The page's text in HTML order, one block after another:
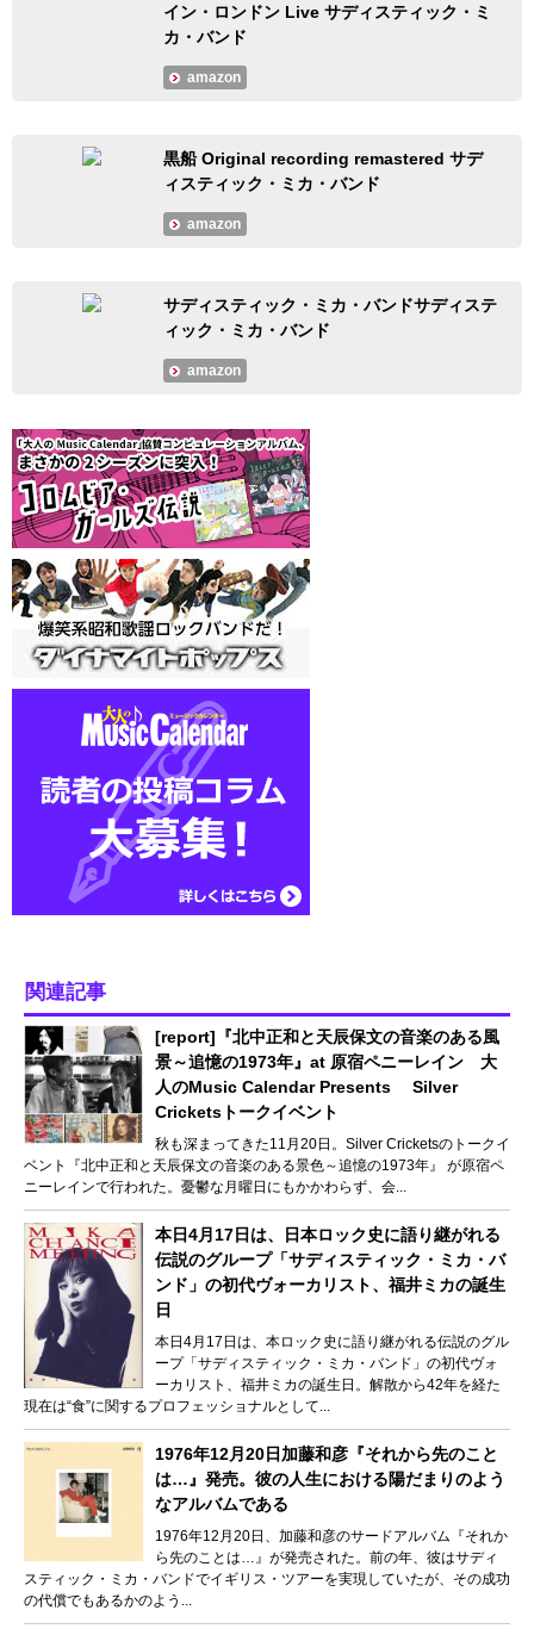
イン・ロンドン Live サディスティック・ミ
カ・バンド
amazon
黒船 Original recording remastered サデ
ィスティック・ミカ・バンド
amazon
サディスティック・ミカ・バンドサディステ
ィック・ミカ・バンド
amazon
関連記事
[report]『北中正和と天辰保文の音楽のある風
景～追憶の1973年』at 原宿ペニーレイン 大
人のMusic Calendar Presents Silver
Cricketsトークイベント
秋も深まってきた11月20日。Silver Cricketsのトークイ
ベント『北中正和と天辰保文の音楽のある景色～追憶の1973年』 が原宿ペ
ニーレインで行われた。憂鬱な月曜日にもかかわらず、会...
本日4月17日は、日本ロック史に語り継がれる
伝説のグループ「サディスティック・ミカ・バ
ンド」の初代ヴォーカリスト、福井ミカの誕生
日
本日4月17日は、本ロック史に語り継がれる伝説のグル
ープ「サディスティック・ミカ・バンド」の初代ヴォ
ーカリスト、福井ミカの誕生日。解散から42年を経た
現在は“食”に関するプロフェッショナルとして...
1976年12月20日加藤和彦『それから先のこと
は…』発売。彼の人生における陽だまりのよう
なアルバムである
1976年12月20日、加藤和彦のサードアルバム『それか
ら先のことは…』が発売された。前の年、彼はサディ
スティック・ミカ・バンドでイギリス・ツアーを実現していたが、その成功
の代償でもあるかのよう...